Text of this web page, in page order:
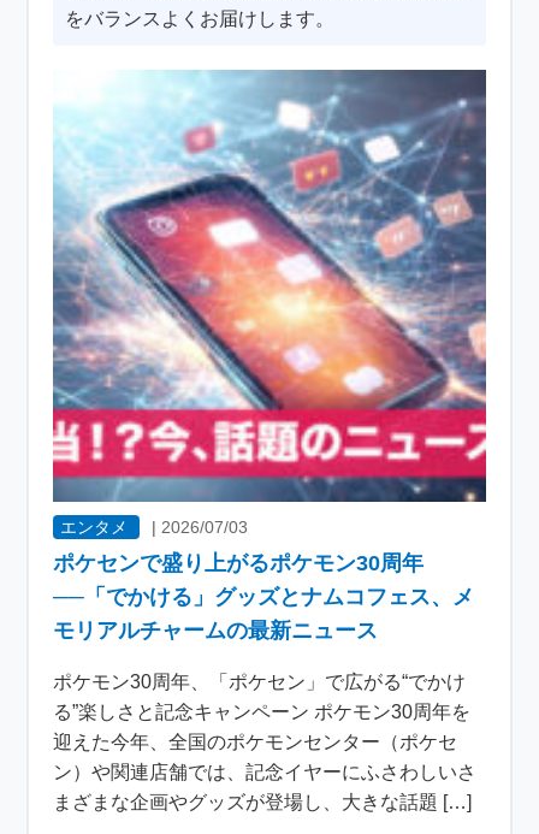
をバランスよくお届けします。
エンタメ | 2026/07/03
ポケセンで盛り上がるポケモン30周年
──「でかける」グッズとナムコフェス、メ
モリアルチャームの最新ニュース
ポケモン30周年、「ポケセン」で広がる“でかけ
る”楽しさと記念キャンペーン ポケモン30周年を
迎えた今年、全国のポケモンセンター（ポケセ
ン）や関連店舗では、記念イヤーにふさわしいさ
まざまな企画やグッズが登場し、大きな話題 […]